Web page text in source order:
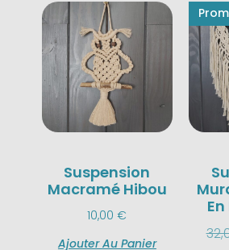
Suspension
Macramé Hibou
10,00€
Ajouter Au Panier